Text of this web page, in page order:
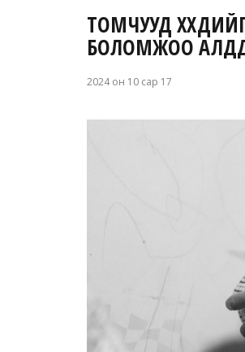
ТОМЧУУД
БОЛОМЖОО
2024 он 10 сар 17